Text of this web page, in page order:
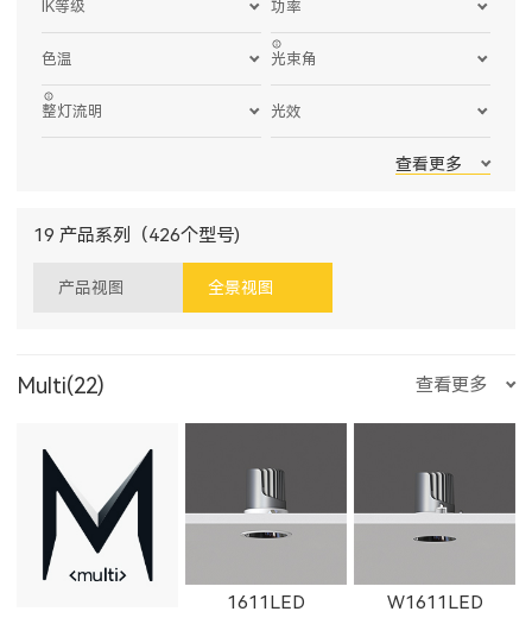
IK等级 功率
色温 光束角
整灯流明 光效
查看更多
19 产品系列（426个型号)
产品视图 全景视图
Multi(22) 查看更多
1611LED W1611LED